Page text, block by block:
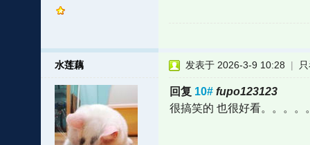
水莲藕 发表于 2026-3-9 10:28 |
回复 10# fupo123123
很搞笑的 也很好看。。。。